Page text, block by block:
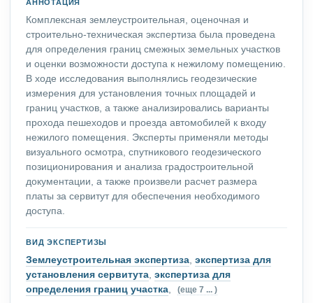
АННОТАЦИЯ
Комплексная землеустроительная, оценочная и
строительно-техническая экспертиза была проведена
для определения границ смежных земельных участков
и оценки возможности доступа к нежилому помещению.
В ходе исследования выполнялись геодезические
измерения для установления точных площадей и
границ участков, а также анализировались варианты
прохода пешеходов и проезда автомобилей к входу
нежилого помещения. Эксперты применяли методы
визуального осмотра, спутникового геодезического
позиционирования и анализа градостроительной
документации, а также произвели расчет размера
платы за сервитут для обеспечения необходимого
доступа.
ВИД ЭКСПЕРТИЗЫ
Землеустроительная экспертиза, экспертиза для
установления сервитута, экспертиза для
определения границ участка, (еще 7 ... )